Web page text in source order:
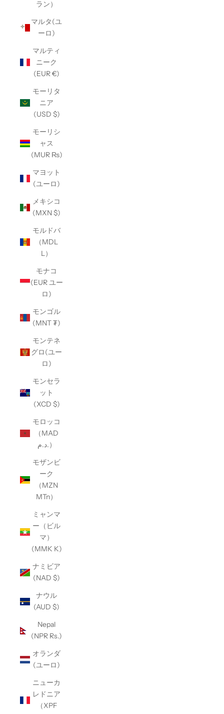
ラン）
マルタ(ユ
ーロ)
マルティ
ニーク
(EUR €)
モーリタ
ニア
(USD $)
モーリシ
ャス
(MUR ₨)
マヨット
(ユーロ)
メキシコ
(MXN $)
モルドバ
（MDL
L）
モナコ
(EUR ユー
ロ)
モンゴル
(MNT ₮)
モンテネ
グロ(ユー
ロ)
モンセラ
ット
(XCD $)
モロッコ
（MAD
د.م.）
モザンビ
ーク
（MZN
MTn）
ミャンマ
ー（ビル
マ）
(MMK K)
ナミビア
(NAD $)
ナウル
(AUD $)
Nepal
(NPR Rs.)
オランダ
(ユーロ)
ニューカ
レドニア
（XPF